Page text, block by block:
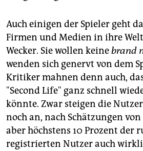
Auch einigen der Spieler geht
Firmen und Medien in ihre
Wecker. Sie wollen keinebrand
wenden sich genervt von dem
Kritiker mahnen denn auch,
"Second Life" ganz schnell
könnte. Zwar steigen die
noch an, nach Schätzungen
aber höchstens 10 Prozent der
registrierten Nutzer auch